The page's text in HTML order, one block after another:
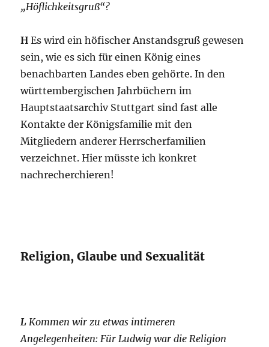
„Höflichkeitsgruß“?
H Es wird ein höfischer Anstandsgruß gewesen
sein, wie es sich für einen König eines
benachbarten Landes eben gehörte. In den
württembergischen Jahrbüchern im
Hauptstaatsarchiv Stuttgart sind fast alle
Kontakte der Königsfamilie mit den
Mitgliedern anderer Herrscherfamilien
verzeichnet. Hier müsste ich konkret
nachrecherchieren!
Religion, Glaube und Sexualität
L Kommen wir zu etwas intimeren
Angelegenheiten: Für Ludwig war die Religion